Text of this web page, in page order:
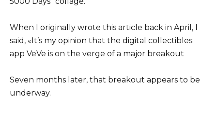
When I originally wrote this article back in April, I
said, «It’s my opinion that the digital collectibles
app VeVe is on the verge of a major breakout
Seven months later, that breakout appears to be
underway.